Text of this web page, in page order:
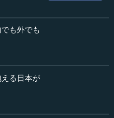
メリカの話をしたいと思い
う点は、僕も、伊藤さんが
ます。トランプを支持して
持層といわれる人たちは、
す。われわれはそれを知ら
でボストンによく行くので
も外でも
る日本が